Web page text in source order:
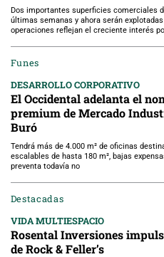
Dos importantes superficies comerciales
últimas semanas y ahora serán
operaciones reflejan el creciente interés
Funes
DESARROLLO CORPORATIVO
El Occidental adelanta el
premium de Mercado
Buró
Tendrá más de 4.000 m² de oficinas
escalables de hasta 180 m², bajas
preventa todavía no
Destacadas
VIDA MULTIESPACIO
Rosental Inversiones
de Rock & Feller’s